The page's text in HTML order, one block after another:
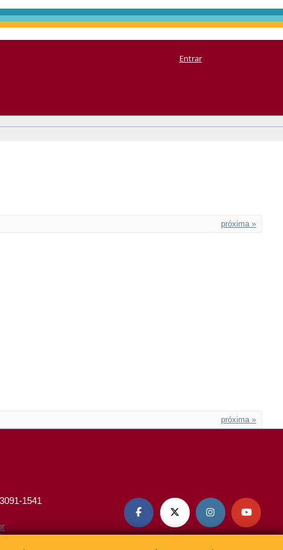
Entrar
próxima »
próxima »
1541
   